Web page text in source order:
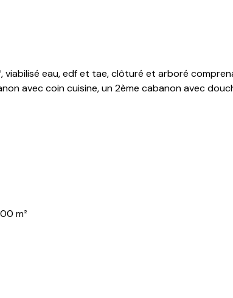
eau, edf et tae, clôturé et arboré
avec coin cuisine, un 2ème cabanon avec
m²